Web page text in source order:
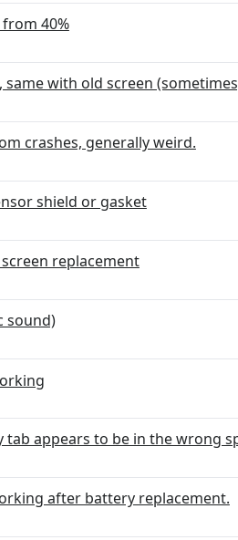
40%
with old screen
crashes, generally weird.
shield or gasket
replacement
sound)
tab appears to be in the wrong
after battery replacement.